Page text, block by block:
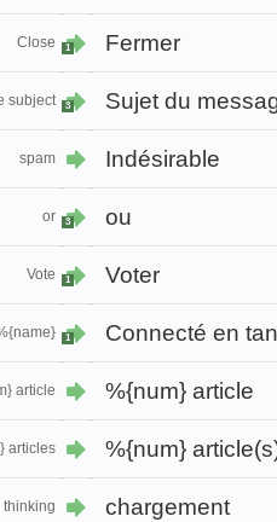
Close 1 Fermer
subject 3 Sujet du
spam Indésirable
or 3 ou
Vote 1 Voter
1 Connecté en
article %{num} article
articles %{num}
thinking chargement